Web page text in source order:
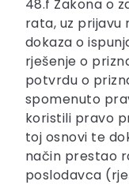
48.f Zakona o
rata, uz prijavu
dokaza o
rješenje o
potvrdu o
spomenuto
koristili pravo
toj osnovi te
način prestao
poslodavca